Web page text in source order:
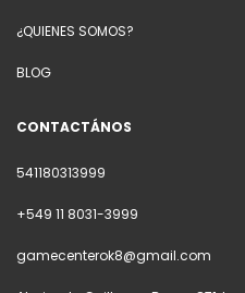
¿QUIENES SOMOS?
BLOG
CONTACTÁNOS
541180313999
+549 11 8031-3999
gamecenterok8@gmail.com